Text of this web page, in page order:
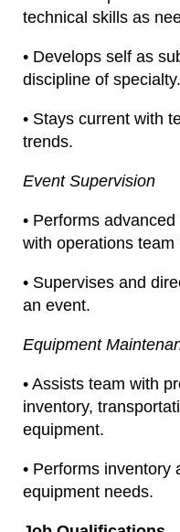
technical skills as
• Develops self as
discipline of specialty.
• Stays current with
trends.
Event Supervision
• Performs
with operations team
• Supervises and
an event.
Equipment
• Assists team with
inventory,
equipment.
• Performs inventory
equipment needs.